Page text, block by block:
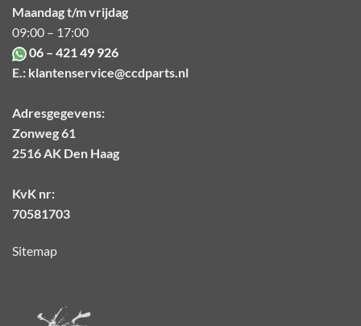
Maandag t/m vrijdag
09:00 – 17:00
06 – 421 49 926
E.: klantenservice@ccdparts.nl
Adresgegevens:
Zonweg 61
2516 AK Den Haag
KvK nr:
70581703
Sitemap